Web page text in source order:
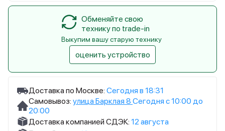
Доставка по Москве: Сегодня в 18:31
Самовывоз: улица Барклая 8 Сегодня с 10:00 до
20:00
Доставка компанией СДЭК: 12 августа
Обменяйте свою
технику по trade-in
Выкупим вашу старую технику
оценить устройство